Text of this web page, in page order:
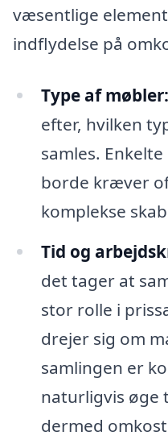
væsentlige
indflydelse på
Type af møbler:
efter, hvilken
samles.
borde kræver
komplekse
Tid og
det tager at
stor rolle i
drejer sig om
samlingen er
naturligvis øge
dermed